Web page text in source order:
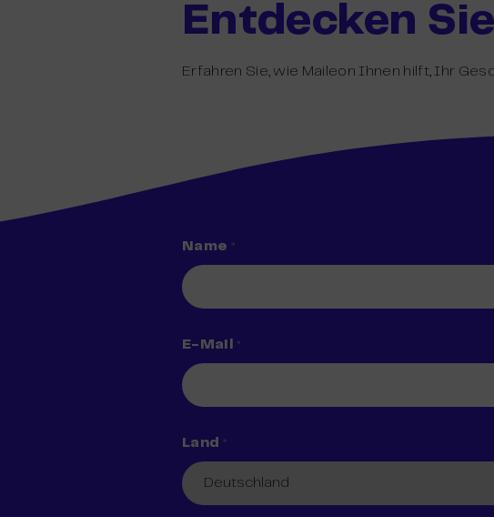
Entdecken
Erfahren Sie, wie Maileon Ihnen hilft, Ihr
Name *
E-Mail *
Land *